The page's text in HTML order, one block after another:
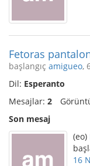
Fetoras
başlangıç amigueo,
Dil: Esperanto
Mesajlar: 2
Son mesaj
(eo)
16